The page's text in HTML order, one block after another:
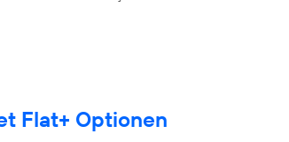
Flat+ Optionen